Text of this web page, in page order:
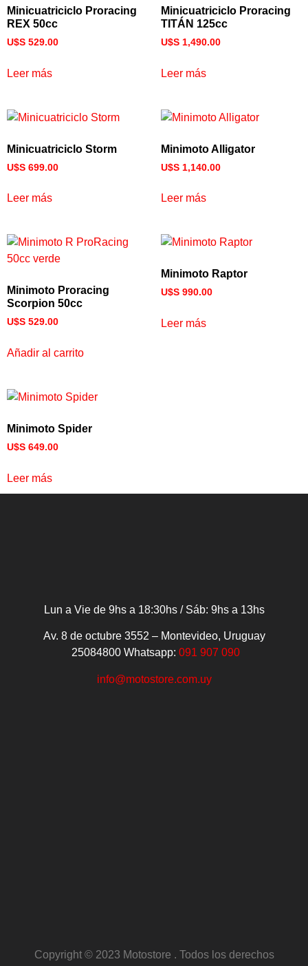
Minicuatriciclo Proracing
REX 50cc
U$S 529.00
Leer más
Minicuatriciclo Proracing
TITÁN 125cc
U$S 1,490.00
Leer más
Minicuatriciclo Storm
U$S 699.00
Leer más
Minimoto Alligator
U$S 1,140.00
Leer más
Minimoto Proracing
Scorpion 50cc
U$S 529.00
Añadir al carrito
Minimoto Raptor
U$S 990.00
Leer más
Minimoto Spider
U$S 649.00
Leer más
Lun a Vie de 9hs a 18:30hs / Sáb: 9hs a 13hs
Av. 8 de octubre 3552 – Montevideo, Uruguay
25084800Whatsapp: 091 907 090
info@motostore.com.uy
Copyright © 2023 Motostore . Todos los derechos